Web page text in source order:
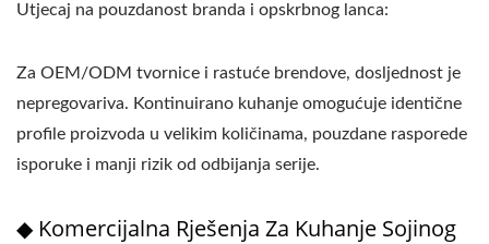
Utjecaj na pouzdanost branda i opskrbnog lanca:
Za OEM/ODM tvornice i rastuće brendove, dosljednost je
nepregovariva. Kontinuirano kuhanje omogućuje identične
profile proizvoda u velikim količinama, pouzdane rasporede
isporuke i manji rizik od odbijanja serije.
◆ Komercijalna Rješenja Za Kuhanje Sojinog